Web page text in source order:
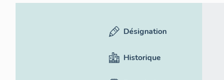
Désignation
Historique